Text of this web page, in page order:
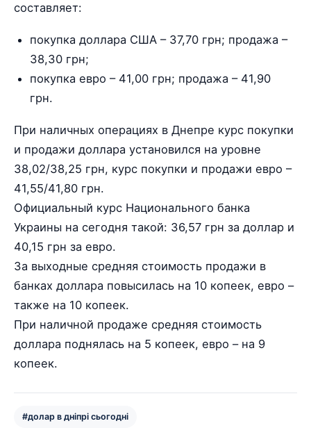
составляет:
покупка доллара США – 37,70 грн; продажа –
38,30 грн;
покупка евро – 41,00 грн; продажа – 41,90
грн.
При наличных операциях в Днепре курс покупки
и продажи доллара установился на уровне
38,02/38,25 грн, курс покупки и продажи евро –
41,55/41,80 грн.
Официальный курс Национального банка
Украины на сегодня такой: 36,57 грн за доллар и
40,15 грн за евро.
За выходные средняя стоимость продажи в
банках доллара повысилась на 10 копеек, евро –
также на 10 копеек.
При наличной продаже средняя стоимость
доллара поднялась на 5 копеек, евро – на 9
копеек.
#долар в дніпрі сьогодні